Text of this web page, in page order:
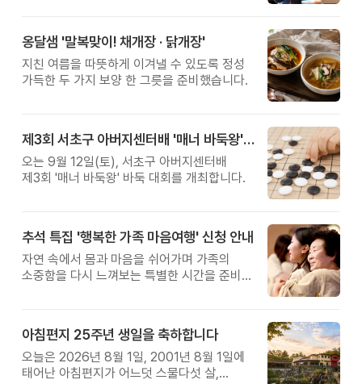
옹달샘 '말복맞이! 채개장 · 닭개장'
지친 여름을 따뜻하게 이겨낼 수 있도록 정성
가득한 두 가지 보양 한 그릇을 준비했습니다.
제3회 서초구 아버지센터배 '매너 바둑왕' 대회
오는 9월 12일(토), 서초구 아버지센터배
제3회 '매너 바둑왕' 바둑 대회를 개최합니다.
추석 특집 '행복한 가족 마음여행' 신청 안내
자연 속에서 몸과 마음을 쉬어가며 가족의
소중함을 다시 느껴보는 특별한 시간을 준비해
아침편지 25주년 생일을 축하합니다
오늘은 2026년 8월 1일, 2001년 8월 1일에
태어난 아침편지가 어느덧 스물다섯 살,